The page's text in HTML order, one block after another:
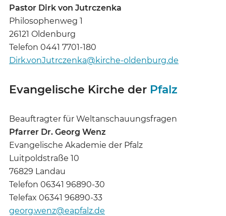
Pastor Dirk von Jutrczenka
Philosophenweg 1
26121 Oldenburg
Telefon 0441 7701-180
Dirk.vonJutrczenka@kirche-oldenburg.de
Evangelische Kirche der Pfalz
Beauftragter für Weltanschauungsfragen
Pfarrer Dr. Georg Wenz
Evangelische Akademie der Pfalz
Luitpoldstraße 10
76829 Landau
Telefon 06341 96890-30
Telefax 06341 96890-33
georg.wenz@eapfalz.de